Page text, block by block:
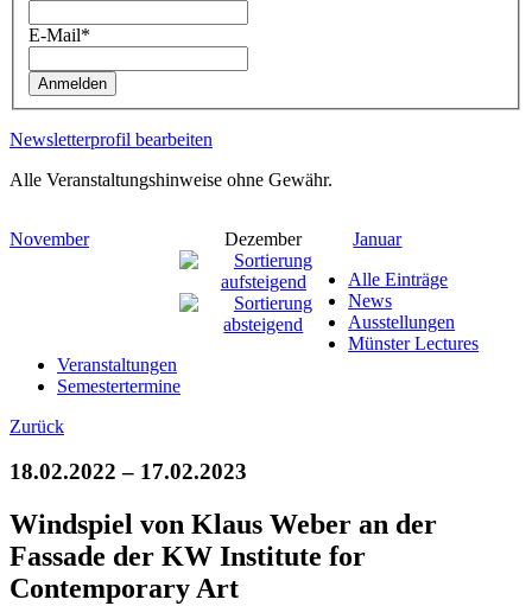
E-Mail*
Anmelden
Newsletterprofil bearbeiten
Alle Veranstaltungshinweise ohne Gewähr.
November Dezember
Januar
Alle Einträge
News
Ausstellungen
Münster Lectures
Veranstaltungen
Semestertermine
Zurück
18.02.2022 – 17.02.2023
Windspiel von Klaus Weber an der
Fassade der KW Institute for
Contemporary Art